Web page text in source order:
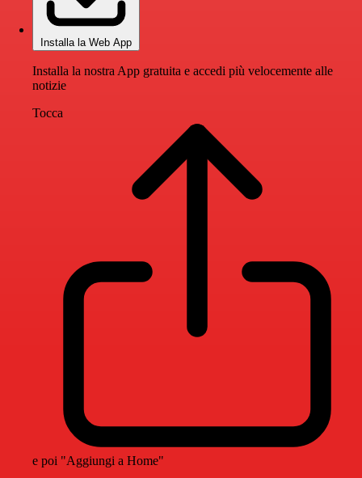
Installa la Web App
Installa la nostra App gratuita e accedi più velocemente alle
notizie
Tocca
e poi "Aggiungi a Home"